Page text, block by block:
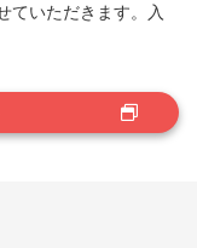
ていただきます。入